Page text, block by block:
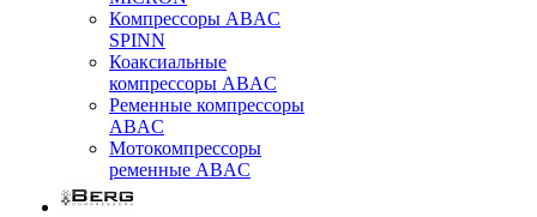
Компрессоры ABAC
SPINN
Коаксиальные
компрессоры ABAC
Ременные компрессоры
ABAC
Мотокомпрессоры
ременные ABAC